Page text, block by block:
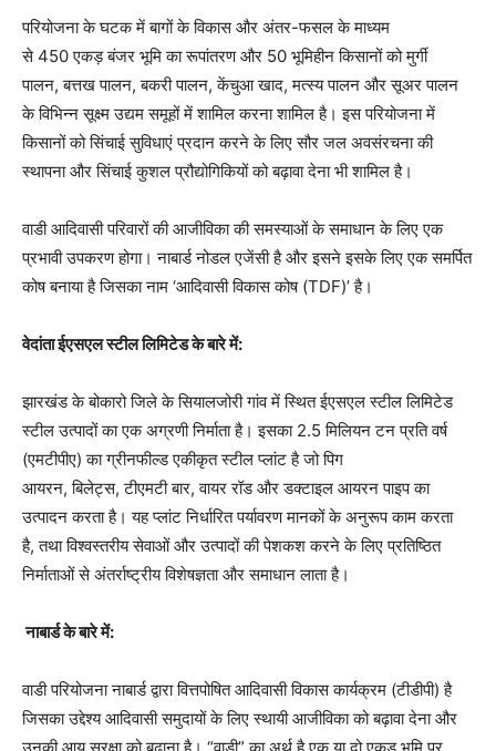
परियोजना के घटक में बागों के विकास और अंतर-फसल के माध्यम
से 450 एकड़ बंजर भूमि का रूपांतरण और 50 भूमिहीन किसानों को मुर्गी
पालन, बत्तख पालन, बकरी पालन, केंचुआ खाद, मत्स्य पालन और सूअर पालन
के विभिन्न सूक्ष्म उद्यम समूहों में शामिल करना शामिल है। इस परियोजना में
किसानों को सिंचाई सुविधाएं प्रदान करने के लिए सौर जल अवसंरचना की
स्थापना और सिंचाई कुशल प्रौद्योगिकियों को बढ़ावा देना भी शामिल है।
वाडी आदिवासी परिवारों की आजीविका की समस्याओं के समाधान के लिए एक
प्रभावी उपकरण होगा। नाबार्ड नोडल एजेंसी है और इसने इसके लिए एक समर्पित
कोष बनाया है जिसका नाम ‘आदिवासी विकास कोष (TDF)’ है।
वेदांता ईएसएल स्टील लिमिटेड के बारे में:
झारखंड के बोकारो जिले के सियालजोरी गांव में स्थित ईएसएल स्टील लिमिटेड
स्टील उत्पादों का एक अग्रणी निर्माता है। इसका 2.5 मिलियन टन प्रति वर्ष
(एमटीपीए) का ग्रीनफील्ड एकीकृत स्टील प्लांट है जो पिग
आयरन, बिलेट्स, टीएमटी बार, वायर रॉड और डक्टाइल आयरन पाइप का
उत्पादन करता है। यह प्लांट निर्धारित पर्यावरण मानकों के अनुरूप काम करता
है, तथा विश्वस्तरीय सेवाओं और उत्पादों की पेशकश करने के लिए प्रतिष्ठित
निर्माताओं से अंतर्राष्ट्रीय विशेषज्ञता और समाधान लाता है।
नाबार्ड के बारे में:
वाडी परियोजना नाबार्ड द्वारा वित्तपोषित आदिवासी विकास कार्यक्रम (टीडीपी) है
जिसका उद्देश्य आदिवासी समुदायों के लिए स्थायी आजीविका को बढ़ावा देना और